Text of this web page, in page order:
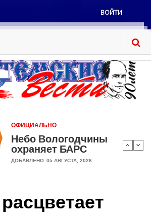
ВОЙТИ
ОФИЦИАЛЬНО
Небо Вологодчины
охраняет БАРС
ДОБАВЛЕНО 05 АВГУСТА, 2026